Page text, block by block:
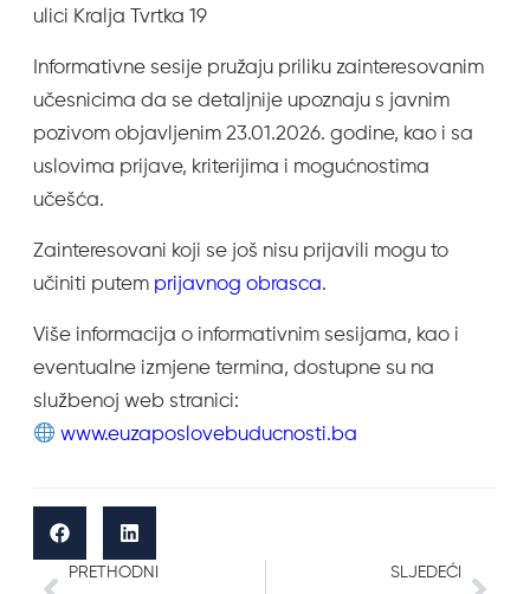
ulici Kralja Tvrtka 19
Informativne sesije pružaju priliku zainteresovanim
učesnicima da se detaljnije upoznaju s javnim
pozivom objavljenim 23.01.2026. godine, kao i sa
uslovima prijave, kriterijima i mogućnostima
učešća.
Zainteresovani koji se još nisu prijavili mogu to
učiniti putem prijavnog obrasca.
Više informacija o informativnim sesijama, kao i
eventualne izmjene termina, dostupne su na
službenoj web stranici:
www.euzaposlovebuducnosti.ba
PRETHODNI SLJEDEĆI